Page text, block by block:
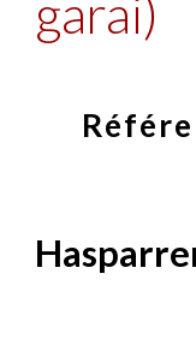
garai)